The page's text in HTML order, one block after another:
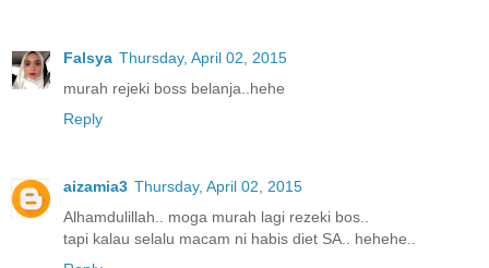
Falsya Thursday, April 02, 2015
murah rejeki boss belanja..hehe
Reply
aizamia3 Thursday, April 02, 2015
Alhamdulillah.. moga murah lagi rezeki bos..
tapi kalau selalu macam ni habis diet SA.. hehehe..